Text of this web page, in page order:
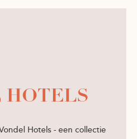
HOTELS
Hotels - een collectie